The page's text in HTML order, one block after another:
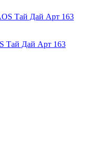
Тай Дай Арт 163